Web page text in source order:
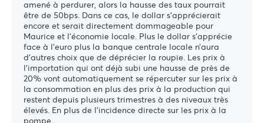
amené à perdurer, alors la hausse des taux pourrait
être de 50bps. Dans ce cas, le dollar s’apprécierait
encore et serait directement dommageable pour
Maurice et l’économie locale. Plus le dollar s’apprécie
face à l’euro plus la banque centrale locale n’aura
d’autres choix que de déprécier la roupie. Les prix à
l’importation qui ont déjà subi une hausse de près de
20% vont automatiquement se répercuter sur les prix à
la consommation en plus des prix à la production qui
restent depuis plusieurs trimestres à des niveaux très
élevés. En plus de l’incidence directe sur les prix à la
pompe.